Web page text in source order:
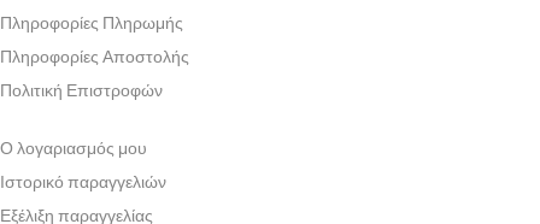
Πληροφορίες Πληρωμής
Πληροφορίες Αποστολής
Πολιτική Επιστροφών
Ο λογαριασμός μου
Ιστορικό παραγγελιών
Εξέλιξη παραγγελίας